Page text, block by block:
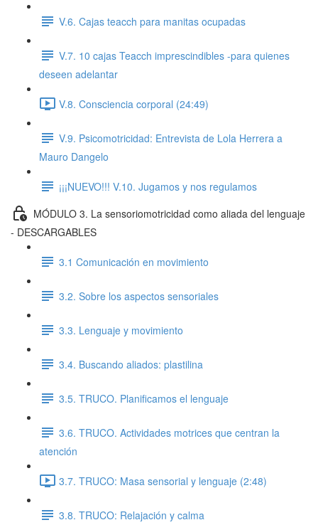
V.6. Cajas teacch para manitas ocupadas
V.7. 10 cajas Teacch imprescindibles -para quienes
deseen adelantar
V.8. Consciencia corporal (24:49)
V.9. Psicomotricidad: Entrevista de Lola Herrera a
Mauro Dangelo
¡¡¡NUEVO!!! V.10. Jugamos y nos regulamos
MÓDULO 3. La sensoriomotricidad como aliada del lenguaje
- DESCARGABLES
3.1 Comunicación en movimiento
3.2. Sobre los aspectos sensoriales
3.3. Lenguaje y movimiento
3.4. Buscando aliados: plastilina
3.5. TRUCO. Planificamos el lenguaje
3.6. TRUCO. Actividades motrices que centran la
atención
3.7. TRUCO: Masa sensorial y lenguaje (2:48)
3.8. TRUCO: Relajación y calma